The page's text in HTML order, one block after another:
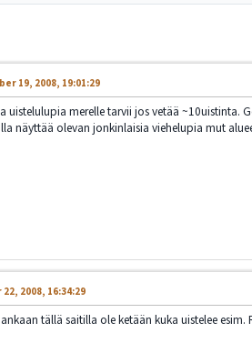
19, 2008, 19:01:29
uistelulupia merelle tarvii jos vetää ~10uistinta.
näyttää olevan jonkinlaisia viehelupia mut
2008, 16:34:29
tällä saitilla ole ketään kuka uistelee